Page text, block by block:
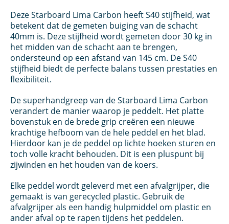
Deze Starboard Lima Carbon heeft S40 stijfheid, wat
betekent dat de gemeten buiging van de schacht
40mm is. Deze stijfheid wordt gemeten door 30 kg in
het midden van de schacht aan te brengen,
ondersteund op een afstand van 145 cm. De S40
stijfheid biedt de perfecte balans tussen prestaties en
flexibiliteit.
De superhandgreep van de Starboard Lima Carbon
verandert de manier waarop je peddelt. Het platte
bovenstuk en de brede grip creëren een nieuwe
krachtige hefboom van de hele peddel en het blad.
Hierdoor kan je de peddel op lichte hoeken sturen en
toch volle kracht behouden. Dit is een pluspunt bij
zijwinden en het houden van de koers.
Elke peddel wordt geleverd met een afvalgrijper, die
gemaakt is van gerecycled plastic. Gebruik de
afvalgrijper als een handig hulpmiddel om plastic en
ander afval op te rapen tijdens het peddelen.